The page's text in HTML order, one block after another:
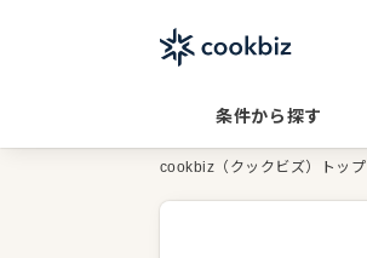
条件から探す
cookbiz（クックビズ）トップ